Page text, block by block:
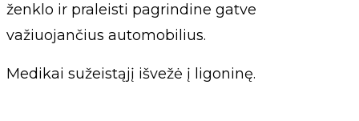
ženklo ir praleisti pagrindine gatve
važiuojančius automobilius.
Medikai sužeistąjį išvežė į ligoninę.